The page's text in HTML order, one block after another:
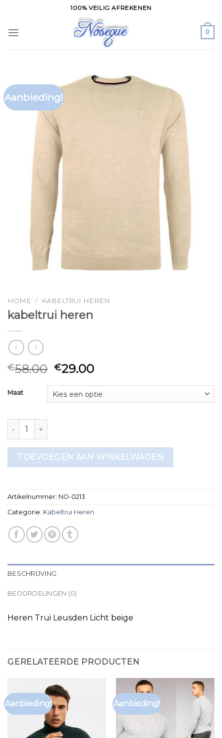
content
100% VEILIG AFREKENEN
0
Aanbieding!
HOME / KABELTRUI HEREN
kabeltrui heren
€58.00 €29.00
Maat
kabeltrui heren aantal
TOEVOEGEN AAN WINKELWAGEN
Artikelnummer: NO-0213
Categorie: Kabeltrui Heren
BESCHRIJVING
BEOORDELINGEN (0)
Heren Trui Leusden Licht beige
GERELATEERDE PRODUCTEN
Aanbieding! Aanbieding!